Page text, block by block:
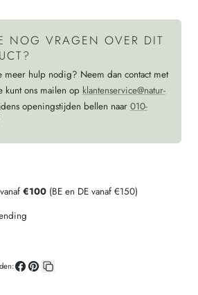
NOG VRAGEN OVER DIT
meer hulp nodig? Neem dan contact met
kunt ons mailen op klantenservice@natur-
openingstijden bellen naar 010-
€100 (BE en DE vanaf €150)